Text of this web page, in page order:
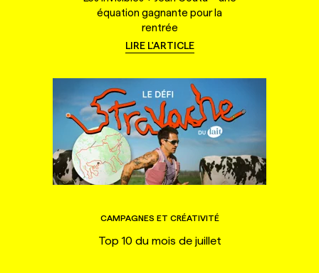
équation gagnante pour la
rentrée
LIRE L'ARTICLE
CAMPAGNES ET CRÉATIVITÉ
Top 10 du mois de juillet